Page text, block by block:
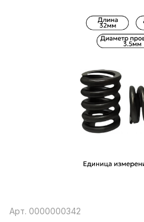
Арт. 0000000342